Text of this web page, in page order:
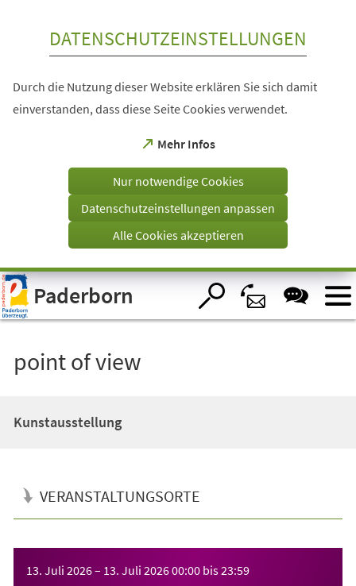
Visuelle
Assistenzsoftware
öffnen.
DATENSCHUTZEINSTELLUNGEN
Durch die Nutzung dieser Website erklären Sie sich damit
einverstanden, dass diese Seite Cookies verwendet.
Mehr Infos
(Öffnet
einem
Tab)
Nur notwendige Cookies
Datenschutzeinstellungen anpassen
Alle Cookies akzeptieren
Paderborn
point of view
Kunstausstellung
VERANSTALTUNGSORTE
13. Juli 2026– 13. Juli 202600:00 bis23:59